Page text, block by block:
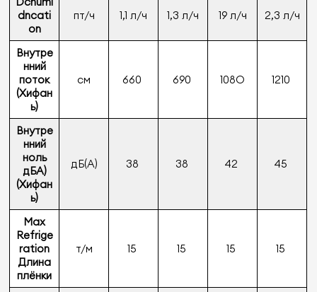
dncati
on
пт/ч 1,1 л/ч 1,3 л/ч 19 л/ч 2,3 л/ч
Внутре
нний
поток
(Хифан
ь)
см 660 690 108O 1210
Внутре
нний
ноль
дБА)
(Хифан
ь)
дБ(A) 38 38 42 45
Max
Refrige
ration
Длина
плёнки
т/м 15 15 15 15